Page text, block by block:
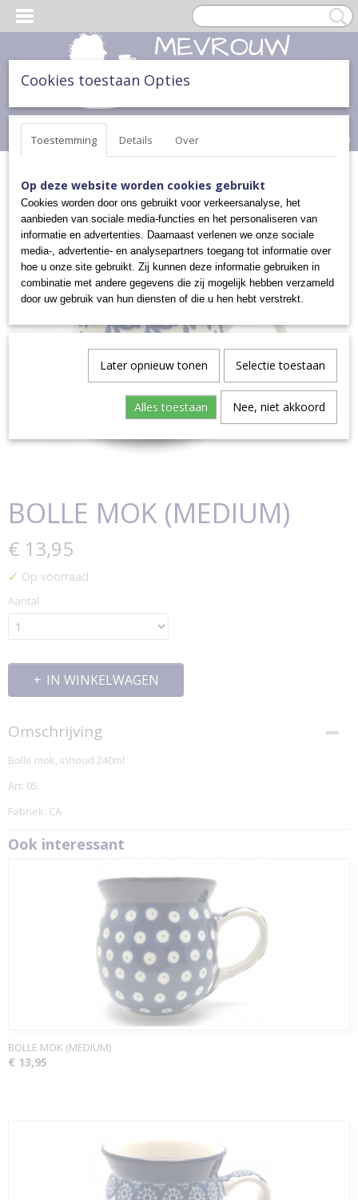
Inloggen Registreren
(0)
Home >THEE & TAART>KOPPEN EN MOKKEN>
(M)>BOLLE MOK (MEDIUM)
BOLLE MOK (MEDIUM)
€ 13,95
✓ Op voorraad
Aantal
IN WINKELWAGEN
Omschrijving
Bolle mok, inhoud 240ml
Art: 05
Fabriek: CA
Ook interessant
BOLLE MOK (MEDIUM)
€ 13,95
Cookies toestaan Opties
Toestemming Details Over
Op deze website worden cookies gebruikt
Cookies worden door ons gebruikt voor verkeersanalyse, het
aanbieden van sociale media-functies en het personaliseren van
informatie en advertenties. Daarnaast verlenen we onze sociale
media-, advertentie- en analysepartners toegang tot informatie over
hoe u onze site gebruikt. Zij kunnen deze informatie gebruiken in
combinatie met andere gegevens die zij mogelijk hebben verzameld
door uw gebruik van hun diensten of die u hen hebt verstrekt.
Later opnieuw tonen Selectie toestaan
Alles toestaan Nee, niet akkoord